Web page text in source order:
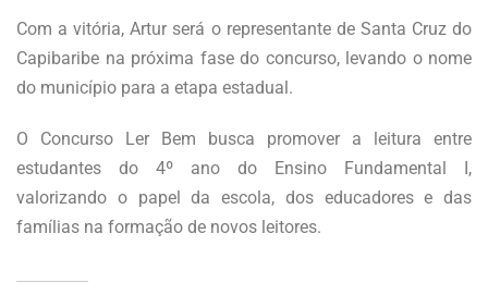
Com a vitória, Artur será o representante de Santa Cruz do
Capibaribe na próxima fase do concurso, levando o nome
do município para a etapa estadual.
O Concurso Ler Bem busca promover a leitura entre
estudantes do 4º ano do Ensino Fundamental I,
valorizando o papel da escola, dos educadores e das
famílias na formação de novos leitores.